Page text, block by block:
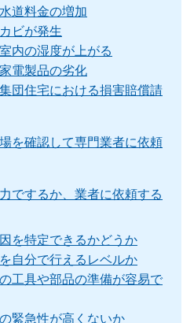
道料金の増加
ビが発生
内の湿度が上がる
電製品の劣化
団住宅における損害賠償請
を確認して専門業者に依頼
でするか、業者に依頼する
を特定できるかどうか
自分で行えるレベルか
工具や部品の準備が容易で
緊急性が高くないか